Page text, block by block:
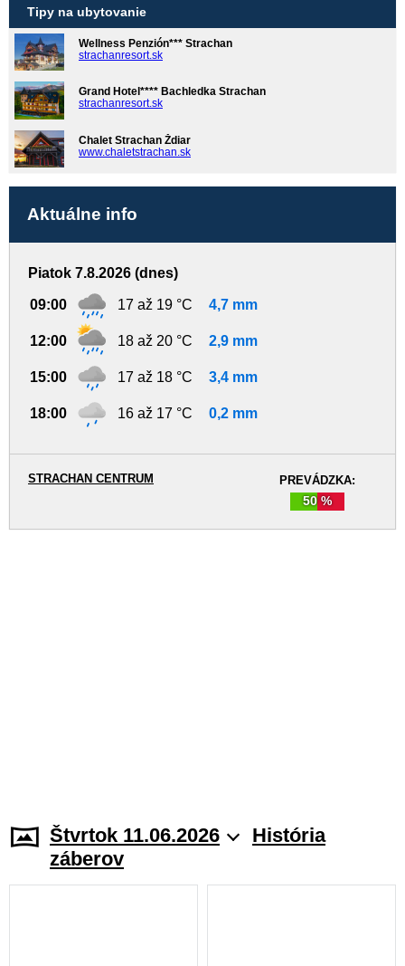
Tipy na ubytovanie
Wellness Penzión*** Strachan
strachanresort.sk
Grand Hotel**** Bachledka Strachan
strachanresort.sk
Chalet Strachan Ždiar
www.chaletstrachan.sk
Aktuálne info
Piatok 7.8.2026 (dnes)
09:00 17 až 19 °C 4,7 mm
12:00 18 až 20 °C 2,9 mm
15:00 17 až 18 °C 3,4 mm
18:00 16 až 17 °C 0,2 mm
PREVÁDZKA:
50 %
STRACHAN CENTRUM
Štvrtok 11.06.2026
História
záberov